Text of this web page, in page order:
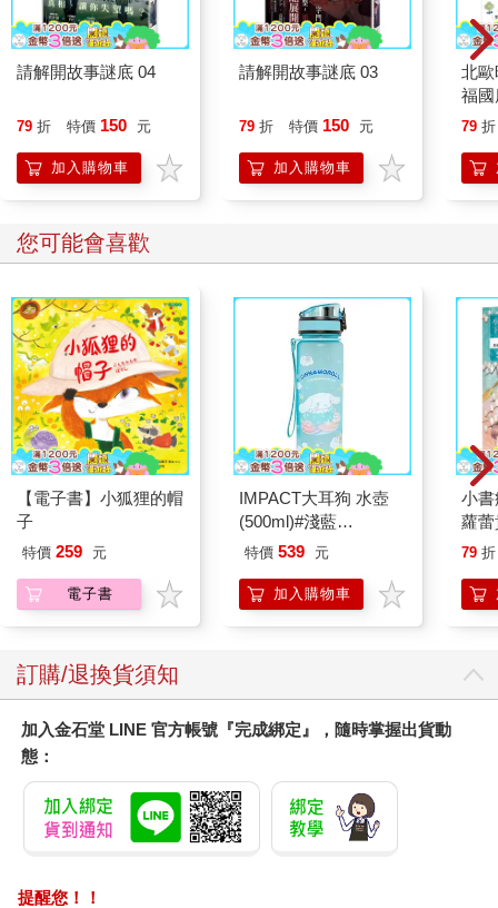
請解開故事謎底 04
79 折 特價 150 元
加入購物車
請解開故事謎底 03
79 折 特價 150 元
加入購物車
北
福
79 折
您可能會喜歡
【電子書】小狐狸的帽
子
特價 259 元
電子書
IMPACT大耳狗 水壺
(500ml)#淺藍
IMCMB01LB
特價 539 元
加入購物車
小
蘿
79 折
訂購/退換貨須知
加入金石堂 LINE 官方帳號『完成綁定』，隨時掌握出貨動
態：
提醒您！！